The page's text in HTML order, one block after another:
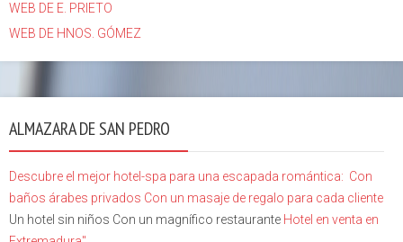
WEB DE E. PRIETO
WEB DE HNOS. GÓMEZ
ALMAZARA DE SAN PEDRO
Descubre el mejor hotel-spa para una escapada romántica: Con
baños árabes privados Con un masaje de regalo para cada cliente
Un hotel sin niños Con un magnífico restaurante Hotel en venta en